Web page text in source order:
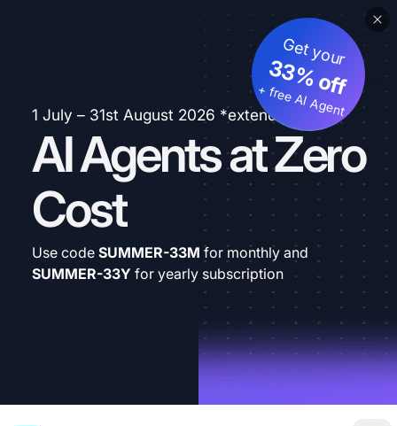
1 July – 31st August 2026 *extended
AI Agents at Zero
Cost
Get your
33% off
+ free AI Agent
Use code SUMMER-33M for monthly and
SUMMER-33Y for yearly subscription